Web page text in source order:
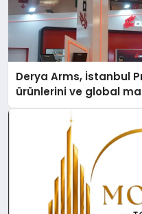
Derya Arms, İstanbul
ürünlerini ve global